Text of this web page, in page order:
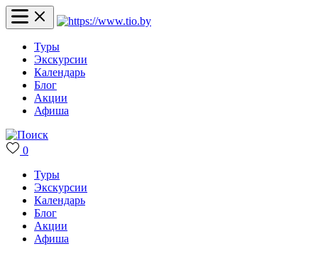
Туры
Экскурсии
Календарь
Блог
Акции
Афиша
0
Туры
Экскурсии
Календарь
Блог
Акции
Афиша